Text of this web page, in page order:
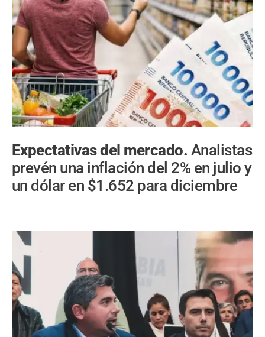
Expectativas del mercado. Analistas
prevén una inflación del 2% en julio y
un dólar en $1.652 para diciembre